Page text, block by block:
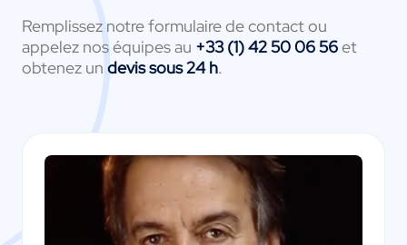
Remplissez notre formulaire de contact ou
appelez nos équipes au +33 (1) 42 50 06 56et
obtenez un devis sous 24 h.